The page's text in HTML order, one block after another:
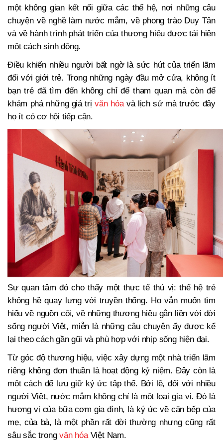
một không gian kết nối giữa các thế hệ, nơi những câu
chuyện về nghề làm nước mắm, về phong trào Duy Tân
và về hành trình phát triển của thương hiệu được tái hiện
một cách sinh động.
Điều khiến nhiều người bất ngờ là sức hút của triển lãm
đối với giới trẻ. Trong những ngày đầu mở cửa, không ít
bạn trẻ đã tìm đến không chỉ để tham quan mà còn để
khám phá những giá trịvăn hóavà lịch sử mà trước đây
họ ít có cơ hội tiếp cận.
Sự quan tâm đó cho thấy một thực tế thú vị: thế hệ trẻ
không hề quay lưng với truyền thống. Họ vẫn muốn tìm
hiểu về nguồn cội, về những thương hiệu gắn liền với đời
sống người Việt, miễn là những câu chuyện ấy được kể
lại theo cách gần gũi và phù hợp với nhịp sống hiện đại.
Từ góc độ thương hiệu, việc xây dựng một nhà triển lãm
riêng không đơn thuần là hoạt động kỷ niệm. Đây còn là
một cách để lưu giữ ký ức tập thể. Bởi lẽ, đối với nhiều
người Việt, nước mắm không chỉ là một loại gia vị. Đó là
hương vị của bữa cơm gia đình, là ký ức về căn bếp của
mẹ, của bà, là một phần rất đời thường nhưng cũng rất
sâu sắc trongvăn hóaViệt Nam.